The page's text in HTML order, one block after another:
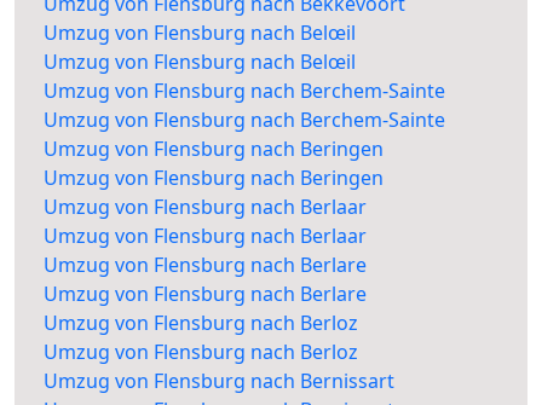
Umzug von Flensburg nach Belœil
Umzug von Flensburg nach Belœil
Umzug von Flensburg nach Berchem-Sainte
Umzug von Flensburg nach Berchem-Sainte
Umzug von Flensburg nach Beringen
Umzug von Flensburg nach Beringen
Umzug von Flensburg nach Berlaar
Umzug von Flensburg nach Berlaar
Umzug von Flensburg nach Berlare
Umzug von Flensburg nach Berlare
Umzug von Flensburg nach Berloz
Umzug von Flensburg nach Berloz
Umzug von Flensburg nach Bernissart